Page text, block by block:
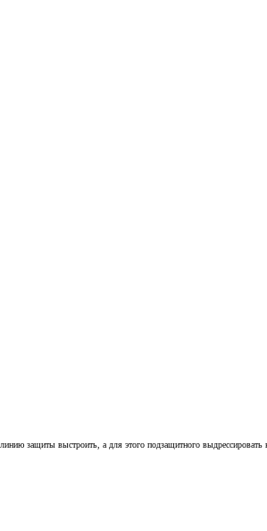
защиты выстроить, а для этого подзащитного выдрессировать